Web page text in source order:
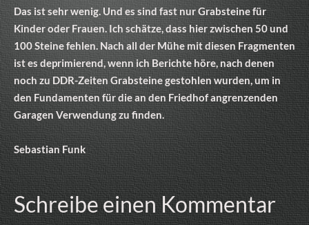
Das ist sehr wenig. Und es sind fast nur Grabsteine für
Kinder oder Frauen. Ich schätze, dass hier zwischen 50 und
100 Steine fehlen. Nach all der Mühe mit diesen Fragmenten
ist es deprimierend, wenn ich Berichte höre, nach denen
noch zu DDR-Zeiten Grabsteine gestohlen wurden, um in
den Fundamenten für die an den Friedhof angrenzenden
Garagen Verwendung zu finden.
Sebastian Funk
Schreibe einen Kommentar